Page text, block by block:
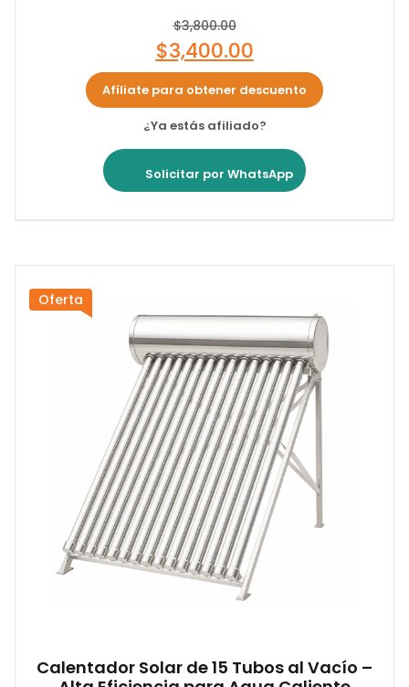
$3,800.00
$3,400.00
Afíliate para obtener descuento
¿Ya estás afiliado?
Solicitar por WhatsApp
Oferta
Calentador Solar de 15 Tubos al Vacío –